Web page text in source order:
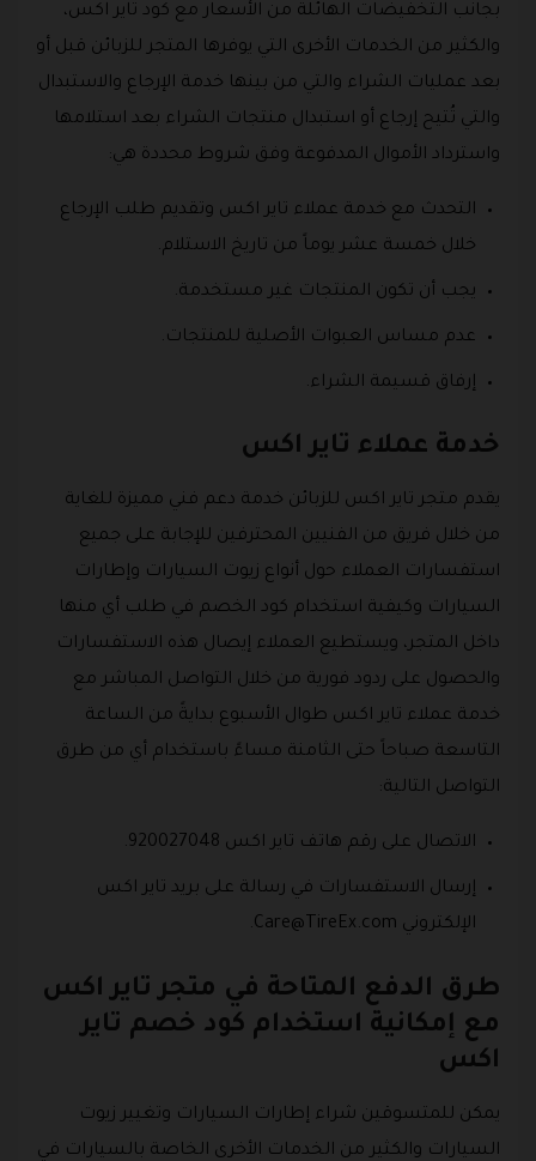
بجانب التخفيضات الهائلة من الأسعار مع كود تاير اكس،
والكثير من الخدمات الأخرى التي يوفرها المتجر للزبائن قبل أو
بعد عمليات الشراء والتي من بينها خدمة الإرجاع والاستبدال
والتي تُتيح إرجاع أو استبدال منتجات الشراء بعد استلامها
واسترداد الأموال المدفوعة وفق شروط محددة هي:
التحدث مع خدمة عملاء تاير اكس وتقديم طلب الإرجاع
خلال خمسة عشر يوماً من تاريخ الاستلام.
يجب أن تكون المنتجات غير مستخدمة.
عدم مساس العبوات الأصلية للمنتجات.
إرفاق قسيمة الشراء.
خدمة عملاء تاير اكس
يقدم متجر تاير اكس للزبائن خدمة دعم فني مميزة للغاية
من خلال فريق من الفنيين المحترفين للإجابة على جميع
استفسارات العملاء حول أنواع زيوت السيارات وإطارات
السيارات وكيفية استخدام كود الخصم في طلب أي منها
داخل المتجر، ويستطيع العملاء إيصال هذه الاستفسارات
والحصول على ردود فورية من خلال التواصل المباشر مع
خدمة عملاء تاير اكس طوال الأسبوع بدايةً من الساعة
التاسعة صباحاً حتى الثامنة مساءً باستخدام أي من طرق
التواصل التالية:
الاتصال على رقم هاتف تاير اكس 920027048.
إرسال الاستفسارات في رسالة على بريد تاير اكس
الإلكتروني Care@TireEx.com
.
طرق الدفع المتاحة في متجر تاير اكس
مع إمكانية استخدام كود خصم تاير
اكس
يمكن للمتسوقين شراء إطارات السيارات وتغيير زيوت
السيارات والكثير من الخدمات الأخرى الخاصة بالسيارات في